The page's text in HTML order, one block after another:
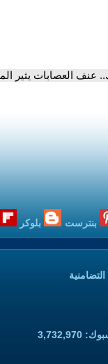
بنترست بلوكر